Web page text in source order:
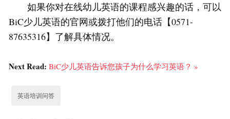
如果你对在线幼儿英语的课程感兴趣的话，可以
BiC少儿英语的官网或拨打他们的电话【0571-
87635316】了解具体情况。
Next Read: BiC少儿英语告诉您孩子为什么学习英语？ »
英语培训问答